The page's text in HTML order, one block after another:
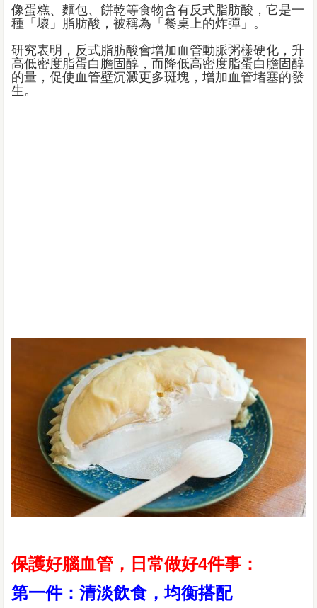
像蛋糕、麵包、餅乾等食物含有反式脂肪酸，它是一
種「壞」脂肪酸，被稱為「餐桌上的炸彈」。
研究表明，反式脂肪酸會增加血管動脈粥樣硬化，升
高低密度脂蛋白膽固醇，而降低高密度脂蛋白膽固醇
的量，促使血管壁沉澱更多斑塊，增加血管堵塞的發
生。
保護好腦血管，日常做好4件事：
第一件：清淡飲食，均衡搭配